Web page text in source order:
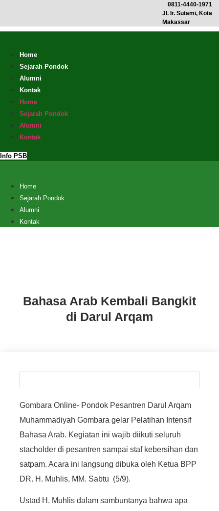
content
0811-4440-1971
Jl. Ir. Sutami, Kota
Makassar
Home
Sejarah Pondok
Alumni
Kontak
Home
Sejarah Pondok
Alumni
Kontak
Info PSB
Home
Sejarah Pondok
Alumni
Kontak
Bahasa Arab Kembali Bangkit
di Darul Arqam
Gombara Online- Pondok Pesantren Darul Arqam
Muhammadiyah Gombara gelar Pelatihan Intensif
Bahasa Arab. Kegiatan ini wajib diikuti seluruh
stacholder di pesantren sampai staf kebersihan dan
satpam. Acara ini langsung dibuka oleh Ketua BPP
DR. H. Muhlis, MM. Sabtu (5/9).
Ustad H. Muhlis dalam sambuntanya bahwa apa